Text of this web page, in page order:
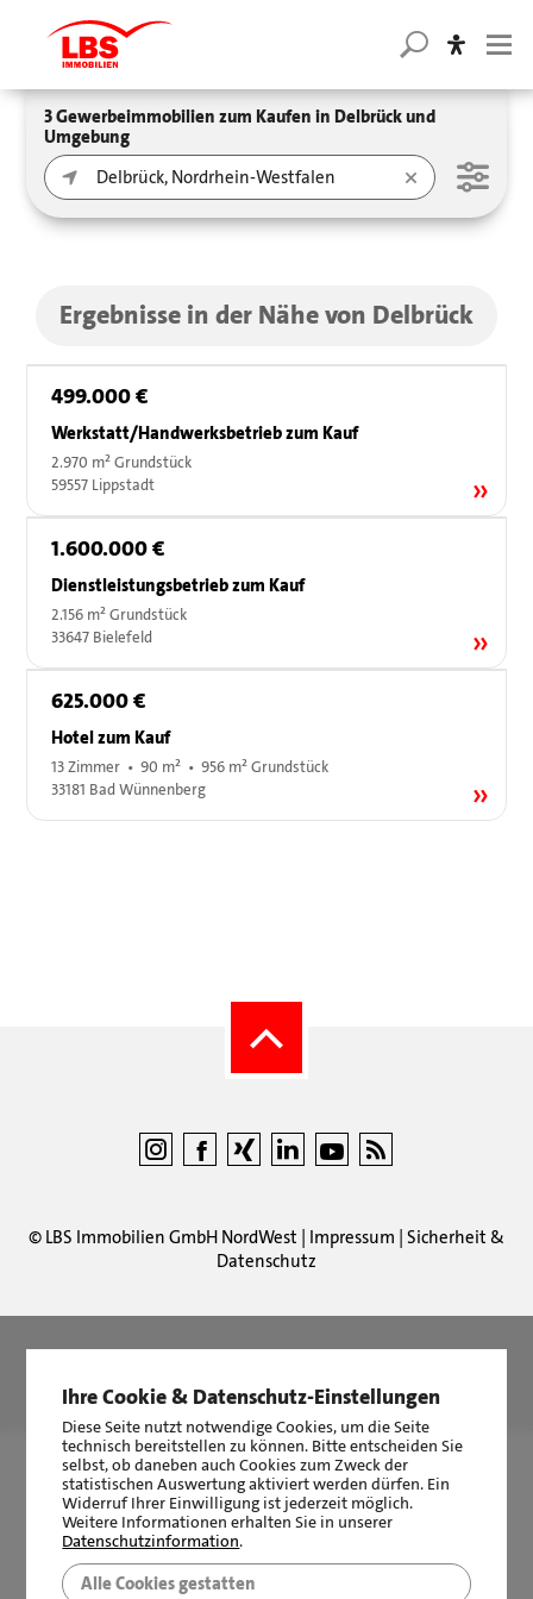
3 Gewerbeimmobilien zum Kaufen in Delbrück und
Umgebung
Ergebnisse in der Nähe von Delbrück
499.000 €
Werkstatt/Handwerksbetrieb zum Kauf
2.970 m² Grundstück
59557 Lippstadt
1.600.000 €
Dienstleistungsbetrieb zum Kauf
2.156 m² Grundstück
33647 Bielefeld
625.000 €
Hotel zum Kauf
13 Zimmer • 90 m² • 956 m² Grundstück
33181 Bad Wünnenberg
© LBS Immobilien GmbH NordWest | Impressum | Sicherheit &
Datenschutz
|2510Bewertungen auf ProvenExpert.com
Ihre Cookie & Datenschutz-Einstellungen
Diese Seite nutzt notwendige Cookies, um die Seite
technisch bereitstellen zu können. Bitte entscheiden Sie
selbst, ob daneben auch Cookies zum Zweck der
statistischen Auswertung aktiviert werden dürfen. Ein
Widerruf Ihrer Einwilligung ist jederzeit möglich.
Weitere Informationen erhalten Sie in unserer
Datenschutzinformation.
Alle Cookies gestatten